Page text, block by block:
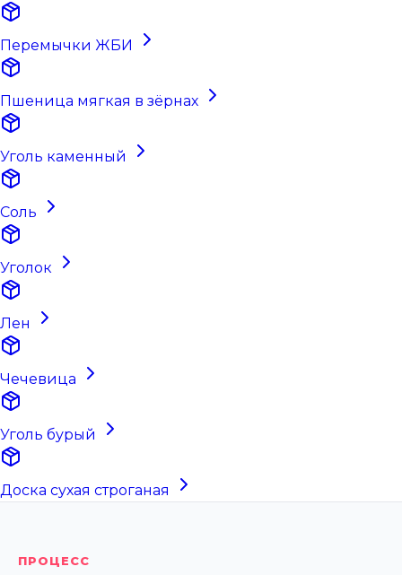
Перемычки ЖБИ
Пшеница мягкая в зёрнах
Уголь каменный
Соль
Уголок
Лен
Чечевица
Уголь бурый
Доска сухая строганая
ПРОЦЕСС